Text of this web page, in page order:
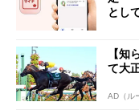
とし
【知
て大
AD（ル